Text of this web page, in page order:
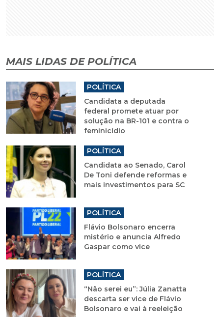
MAIS LIDAS DE POLÍTICA
POLÍTICA
Candidata a deputada
federal promete atuar por
solução na BR-101 e contra o
feminicídio
POLÍTICA
Candidata ao Senado, Carol
De Toni defende reformas e
mais investimentos para SC
POLÍTICA
Flávio Bolsonaro encerra
mistério e anuncia Alfredo
Gaspar como vice
POLÍTICA
“Não serei eu”: Júlia Zanatta
descarta ser vice de Flávio
Bolsonaro e vai à reeleição